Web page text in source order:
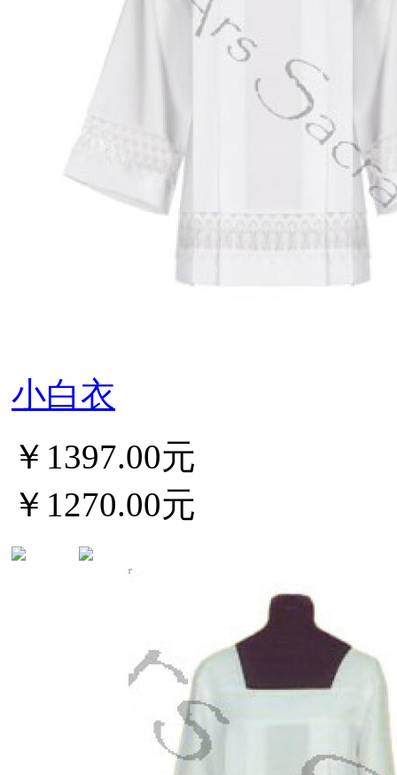
小白衣
￥1397.00元
￥1270.00元